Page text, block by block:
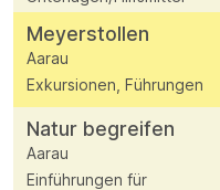
Meyerstollen
Aarau
Exkursionen, Führungen
Natur begreifen
Aarau
Einführungen für